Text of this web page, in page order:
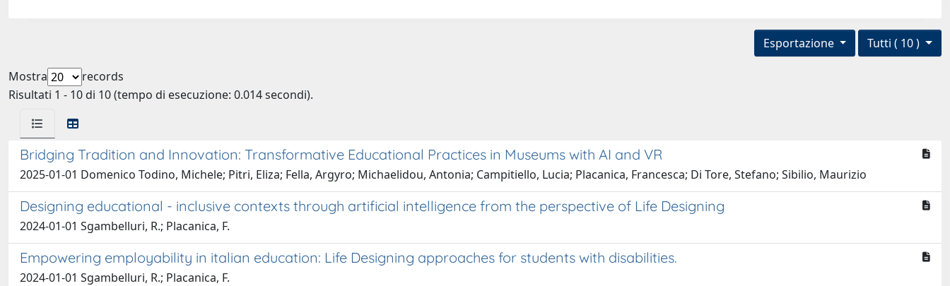
Tutti ( 10 )
Esportazione
Mostra
records
Risultati 1 - 10 di 10 (tempo di esecuzione: 0.014 secondi).
Bridging Tradition and Innovation: Transformative Educational Practices in Museums with AI and VR
2025-01-01 Domenico Todino, Michele; Pitri, Eliza; Fella, Argyro; Michaelidou, Antonia; Campitiello, Lucia; Placanica, Francesca; Di Tore, Stefano; Sibilio, Maurizio
Designing educational - inclusive contexts through artificial intelligence from the perspective of Life Designing
2024-01-01 Sgambelluri, R.; Placanica, F.
Empowering employability in italian education: Life Designing approaches for students with disabilities.
2024-01-01 Sgambelluri, R.; Placanica, F.